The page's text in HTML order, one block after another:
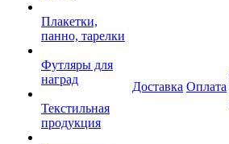
Плакетки,
панно, тарелки
Футляры для
наград
Текстильная
продукция
Доставка Оплата